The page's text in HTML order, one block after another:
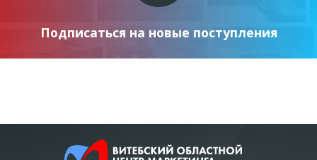
Подписаться на новые поступления